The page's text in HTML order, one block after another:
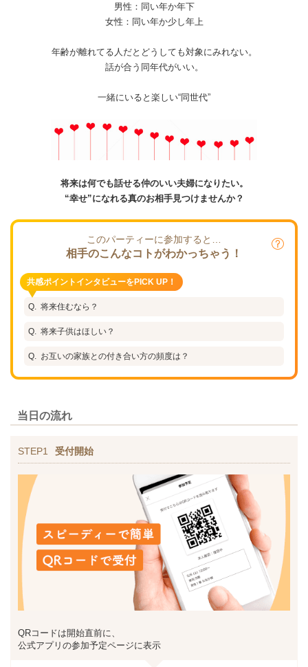
男性：同い年か年下
女性：同い年か少し年上
年齢が離れてる人だとどうしても対象にみれない。
話が合う同年代がいい。
一緒にいると楽しい“同世代”
将来は何でも話せる仲のいい夫婦になりたい。
“幸せ”になれる真のお相手見つけませんか？
このパーティーに参加すると…
相手のこんなコトがわかっちゃう！
共感ポイントインタビューをPICK UP！
将来住むなら？
将来子供はほしい？
お互いの家族との付き合い方の頻度は？
当日の流れ
STEP1 受付開始
QRコードは開始直前に、
公式アプリの参加予定ページに表示